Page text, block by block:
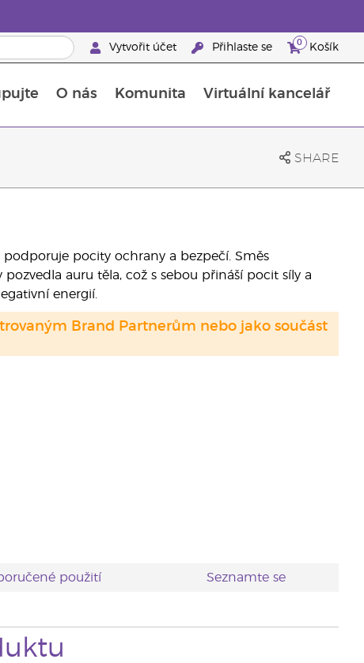
Vytvořit účet Přihlaste se 0 Košík
O nás Komunita Virtuální kancelář
SHARE
pocity ochrany a bezpečí. Směs
auru těla, což s sebou přináší pocit síly a
energií.
Brand Partnerům nebo jako součást
použití Seznamte se